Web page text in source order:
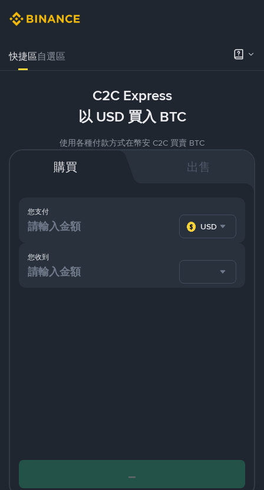
快捷區自選區
C2C Express
以 USD 買入 BTC
使用各種付款方式在幣安 C2C 買賣 BTC
購買 出售
您支付
USD
您收到